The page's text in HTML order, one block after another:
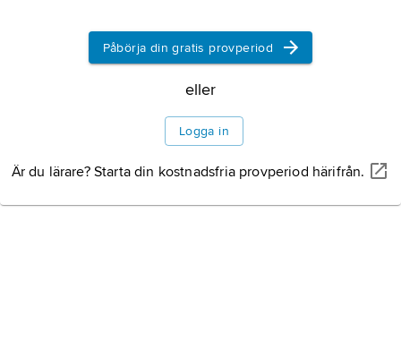
Information om artikeln
Påbörja din gratis provperiod
eller
Logga in
Är du lärare? Starta din kostnadsfria provperiod härifrån.